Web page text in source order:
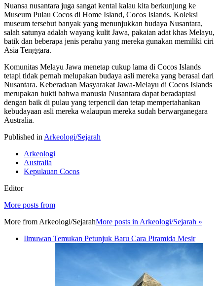
Nuansa nusantara juga sangat kental kalau kita berkunjung ke
Museum Pulau Cocos di Home Island, Cocos Islands. Koleksi
museum tersebut banyak yang menunjukkan budaya Nusantara,
salah satunya adalah wayang kulit Jawa, pakaian adat khas Melayu,
batik dan beberapa jenis perahu yang mereka gunakan memiliki ciri
Asia Tenggara.
Komunitas Melayu Jawa menetap cukup lama di Cocos Islands
tetapi tidak pernah melupakan budaya asli mereka yang berasal dari
Nusantara. Keberadaan Masyarakat Jawa-Melayu di Cocos Islands
merupakan bukti bahwa manusia Nusantara dapat beradaptasi
dengan baik di pulau yang terpencil dan tetap mempertahankan
kebudayaan asli mereka walaupun mereka sudah berwarganegara
Australia.
Published in Arkeologi/Sejarah
Arkeologi
Australia
Kepulauan Cocos
Editor
More posts from
More from Arkeologi/SejarahMore posts in Arkeologi/Sejarah »
Ilmuwan Temukan Petunjuk Baru Cara Piramida Mesir